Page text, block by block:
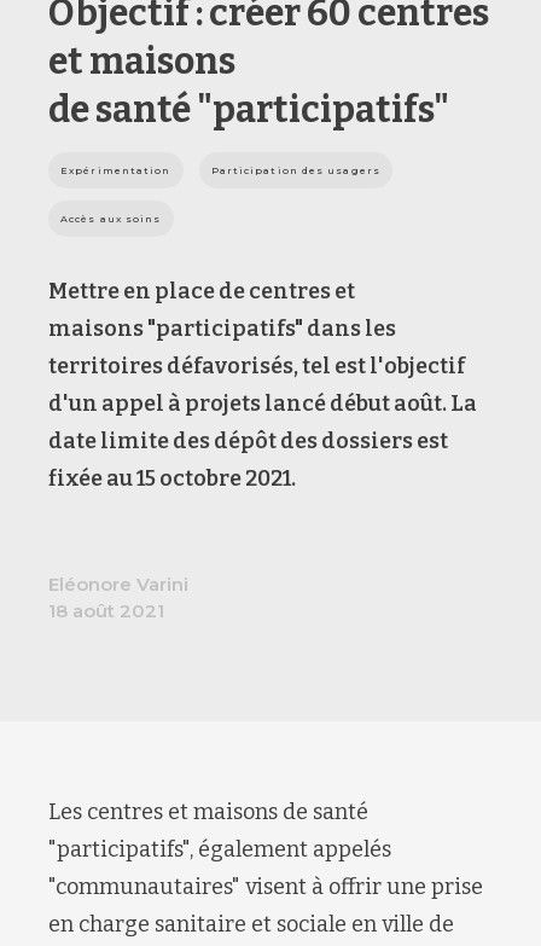
Objectif : créer 60 centres
et maisons
de santé "participatifs"
Expérimentation Participation des usagers
Accès aux soins
Mettre en place de centres et
maisons "participatifs" dans les
territoires défavorisés, tel est l'objectif
d'un appel à projets lancé début août. La
date limite des dépôt des dossiers est
fixée au 15 octobre 2021.
Eléonore Varini
18 août 2021
Les centres et maisons de santé
"participatifs", également appelés
"communautaires" visent à offrir une prise
en charge sanitaire et sociale en ville de